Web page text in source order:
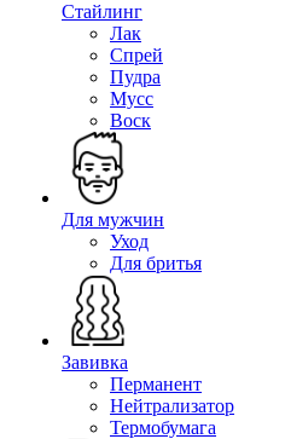
Стайлинг
Лак
Спрей
Пудра
Мусс
Воск
Для мужчин
Уход
Для бритья
Завивка
Перманент
Нейтрализатор
Термобумага